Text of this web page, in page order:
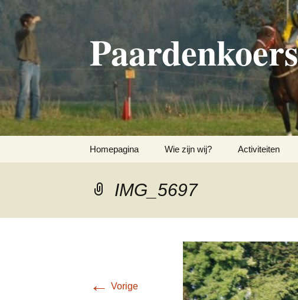
Homepagina Wie zijn wij? Activiteiten
IMG_5697
← Vorige